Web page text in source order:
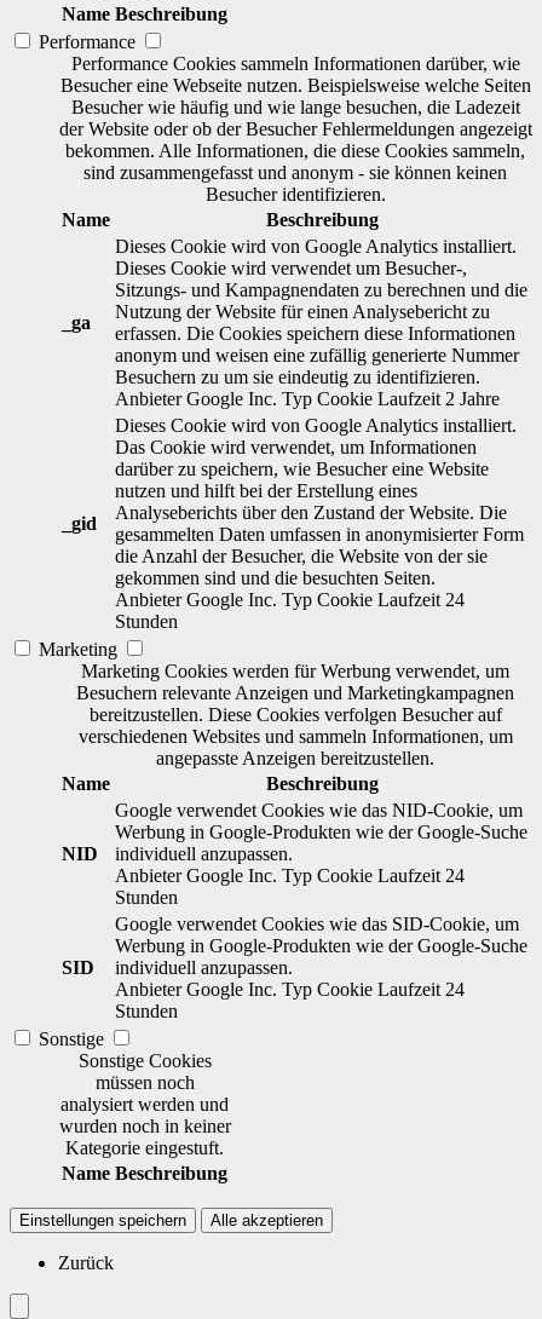
Name Beschreibung
Performance
Performance Cookies sammeln Informationen darüber, wie
Besucher eine Webseite nutzen. Beispielsweise welche Seiten
Besucher wie häufig und wie lange besuchen, die Ladezeit
der Website oder ob der Besucher Fehlermeldungen angezeigt
bekommen. Alle Informationen, die diese Cookies sammeln,
sind zusammengefasst und anonym - sie können keinen
Besucher identifizieren.
Name
Beschreibung
_ga
Dieses Cookie wird von Google Analytics installiert.
Dieses Cookie wird verwendet um Besucher-,
Sitzungs- und Kampagnendaten zu berechnen und die
Nutzung der Website für einen Analysebericht zu
erfassen. Die Cookies speichern diese Informationen
anonym und weisen eine zufällig generierte Nummer
Besuchern zu um sie eindeutig zu identifizieren.
Anbieter Google Inc. Typ Cookie Laufzeit 2 Jahre
_gid
Dieses Cookie wird von Google Analytics installiert.
Das Cookie wird verwendet, um Informationen
darüber zu speichern, wie Besucher eine Website
nutzen und hilft bei der Erstellung eines
Analyseberichts über den Zustand der Website. Die
gesammelten Daten umfassen in anonymisierter Form
die Anzahl der Besucher, die Website von der sie
gekommen sind und die besuchten Seiten.
Anbieter Google Inc. Typ Cookie Laufzeit 24
Stunden
Marketing
Marketing Cookies werden für Werbung verwendet, um
Besuchern relevante Anzeigen und Marketingkampagnen
bereitzustellen. Diese Cookies verfolgen Besucher auf
verschiedenen Websites und sammeln Informationen, um
angepasste Anzeigen bereitzustellen.
Name
Beschreibung
NID
Google verwendet Cookies wie das NID-Cookie, um
Werbung in Google-Produkten wie der Google-Suche
individuell anzupassen.
Anbieter Google Inc. Typ Cookie Laufzeit 24
Stunden
SID
Google verwendet Cookies wie das SID-Cookie, um
Werbung in Google-Produkten wie der Google-Suche
individuell anzupassen.
Anbieter Google Inc. Typ Cookie Laufzeit 24
Stunden
Sonstige
Sonstige Cookies
müssen noch
analysiert werden und
wurden noch in keiner
Kategorie eingestuft.
Name Beschreibung
Einstellungen speichern Alle akzeptieren
Zurück